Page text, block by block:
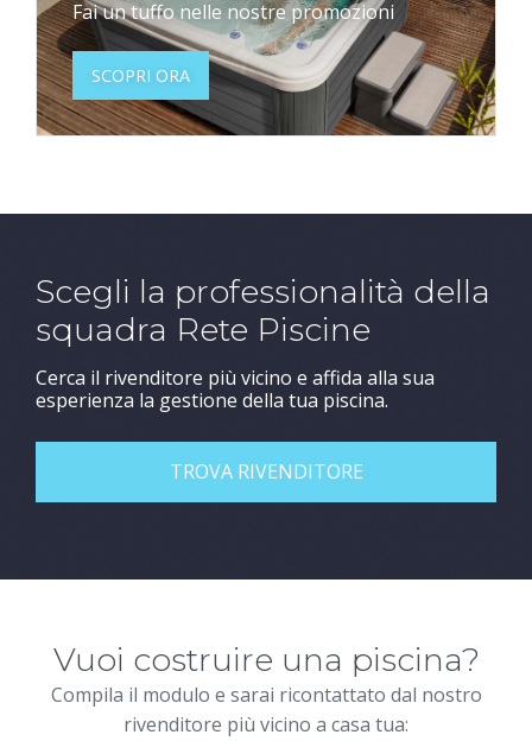
Fai un tuffo nelle nostre promozioni
SCOPRI ORA
Scegli la professionalità della
squadra Rete Piscine
Cerca il rivenditore più vicino e affida alla sua
esperienza la gestione della tua piscina.
TROVA RIVENDITORE
Vuoi costruire una piscina?
Compila il modulo e sarai ricontattato dal nostro
rivenditore più vicino a casa tua: